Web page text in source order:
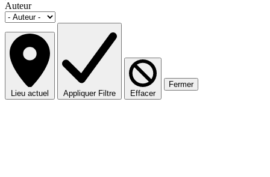
Auteur
Lieu actuel Appliquer Filtre Effacer
Fermer